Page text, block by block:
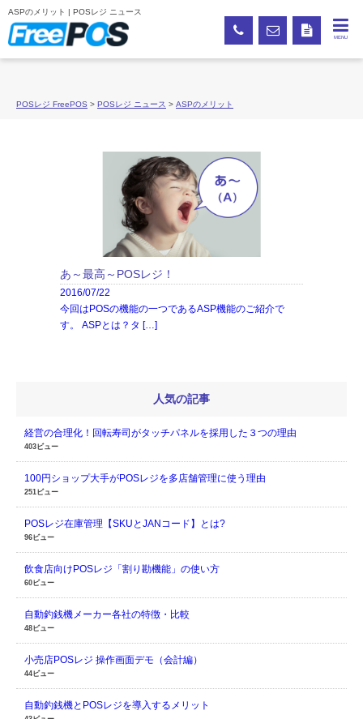
ASPのメリット | POSレジ ニュース
MENU
POSレジ FreePOS > POSレジ ニュース > ASPのメリット
あ～最高～POSレジ！
2016/07/22
今回はPOSの機能の一つであるASP機能のご紹介で
す。 ASPとは？タ […]
人気の記事
経営の合理化！回転寿司がタッチパネルを採用した３つの理由
403ビュー
100円ショップ大手がPOSレジを多店舗管理に使う理由
251ビュー
POSレジ在庫管理【SKUとJANコード】とは?
96ビュー
飲食店向けPOSレジ「割り勘機能」の使い方
60ビュー
自動釣銭機メーカー各社の特徴・比較
48ビュー
小売店POSレジ 操作画面デモ（会計編）
44ビュー
自動釣銭機とPOSレジを導入するメリット